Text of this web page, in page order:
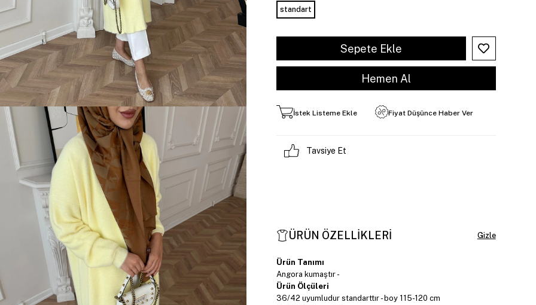
standart
İstek Listeme Ekle Fiyat Düşünce Haber Ver
Tavsiye Et
ÜRÜN ÖZELLIKLERI
Ürün Tanımı
Angora kumaştır -
Ürün Ölçüleri
36/42 uyumludur standarttır - boy 115-120 cm